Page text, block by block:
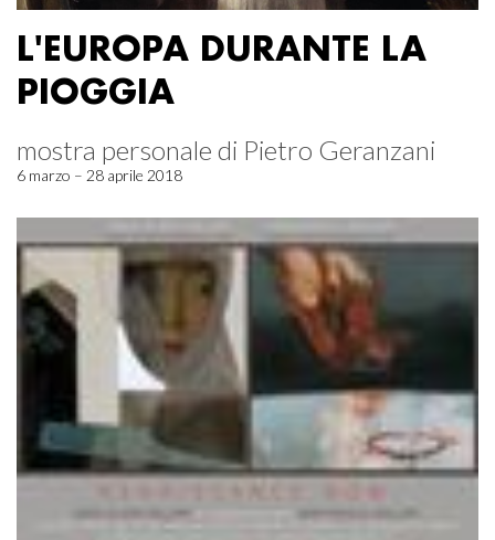
L'EUROPA DURANTE LA
PIOGGIA
mostra personale di Pietro Geranzani
6 marzo – 28 aprile 2018